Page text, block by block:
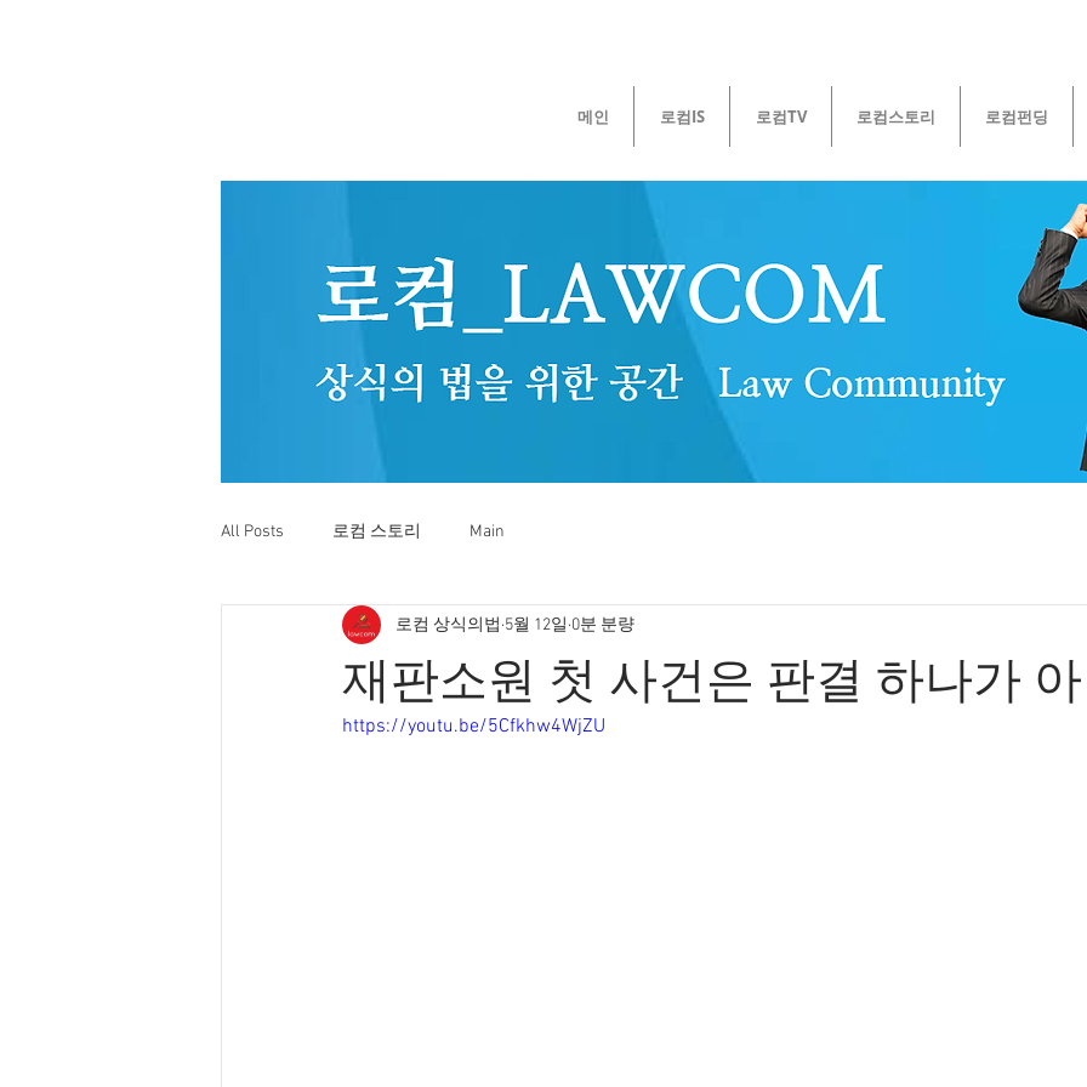
메인 로컴IS 로컴TV 로컴스토리 로컴펀딩
All Posts 로컴 스토리 Main
재판소원 첫 사건은 판결 하나가
로컴 상식의법 5월 12일 0분 분량
https://youtu.be/5Cfkhw4WjZU